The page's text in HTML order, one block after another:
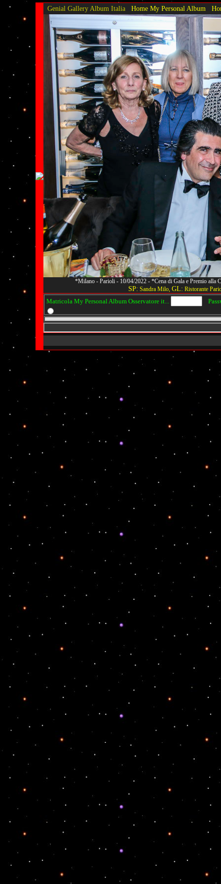
Genial Gallery Album Italia Home My Personal Album
*Milano - Parioli - 10/04/2022 - *Cena di Gala e Premio
SP: Sandra Milo, GL: Ristorante
Matricola My Personal Album Osservatore it...